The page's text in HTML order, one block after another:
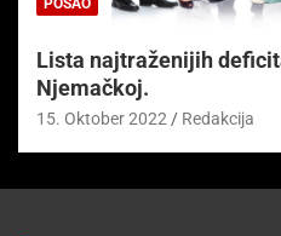
POSAO
Lista najtraženijih
Njemačkoj.
15. Oktober 2022 Redakcija